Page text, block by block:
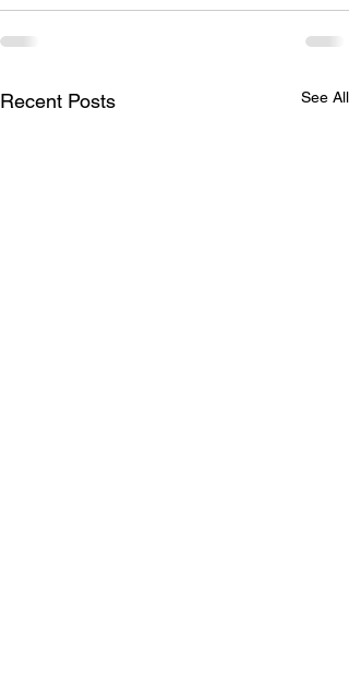
Recent Posts See All